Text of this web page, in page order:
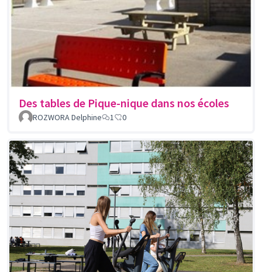
Des tables de Pique-nique dans nos écoles
ROZWORA Delphine 1 0